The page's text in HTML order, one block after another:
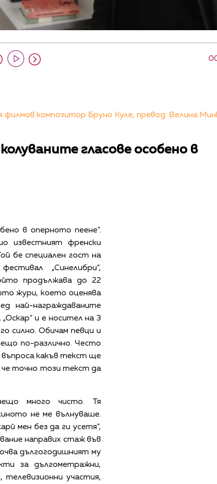
композитор Бруно Куле, превод: Велина
гласове особено в
в оперното пеене”.
известният френски
бе специален гост на
„Синелибри”,
продължава до 22
жури, което оценява
най-награждаваните
и е носител на 3
силно. Обичам певци и
по-различно. Често
въпроса какъв текст ще
че точно този текст да
много чисто. Тя
не ме вълнуваше.
мен без да ги усетя”,
направих стаж във
дългогодишният му
за дългометражни,
телевизионни участия,